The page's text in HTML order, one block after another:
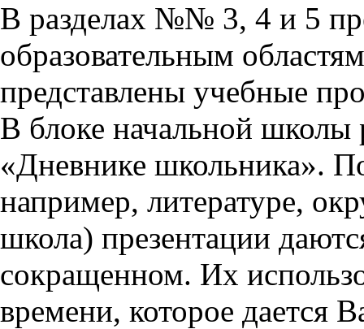
В разделах №№ 3, 4 и 5
образовательным
представлены учебные
В блоке начальной школы
«Дневнике школьника».
например, литературе,
школа) презентации
сокращенном. Их
времени, которое дается